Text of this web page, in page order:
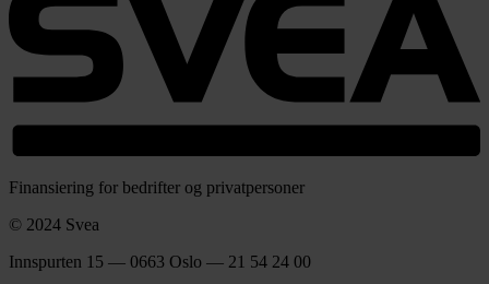
Finansiering for bedrifter og privatpersoner
© 2024 Svea
Innspurten 15 — 0663 Oslo — 21 54 24 00